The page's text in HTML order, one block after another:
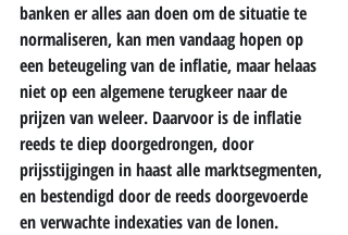
banken er alles aan doen om de situatie te
normaliseren, kan men vandaag hopen op
een beteugeling van de inflatie, maar helaas
niet op een algemene terugkeer naar de
prijzen van weleer. Daarvoor is de inflatie
reeds te diep doorgedrongen, door
prijsstijgingen in haast alle marktsegmenten,
en bestendigd door de reeds doorgevoerde
en verwachte indexaties van de lonen.